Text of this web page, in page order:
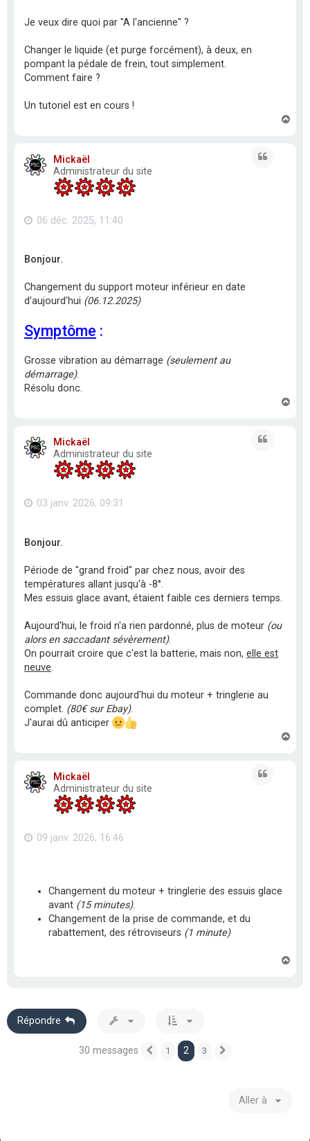
Je veux dire quoi par "A l'ancienne" ?
Changer le liquide (et purge forcément), à deux, en
pompant la pédale de frein, tout simplement.
Comment faire ?
Un tutoriel est en cours !
Mickaël
Administrateur du site
06 déc. 2025, 11:40
Bonjour.
Changement du support moteur inférieur en date
d'aujourd'hui (06.12.2025)
Symptôme :
Grosse vibration au démarrage (seulement au
démarrage).
Résolu donc.
Mickaël
Administrateur du site
03 janv. 2026, 09:31
Bonjour.
Période de "grand froid" par chez nous, avoir des
températures allant jusqu'à -8°.
Mes essuis glace avant, étaient faible ces derniers temps.
Aujourd'hui, le froid n'a rien pardonné, plus de moteur (ou
alors en saccadant sévèrement).
On pourrait croire que c'est la batterie, mais non, elle est
neuve.
Commande donc aujourd'hui du moteur + tringlerie au
complet. (80€ sur Ebay).
J'aurai dû anticiper
Mickaël
Administrateur du site
09 janv. 2026, 16:46
Changement du moteur + tringlerie des essuis glace
avant (15 minutes).
Changement de la prise de commande, et du
rabattement, des rétroviseurs (1 minute)
Répondre
30 messages Précédente
1 2 3
Aller à